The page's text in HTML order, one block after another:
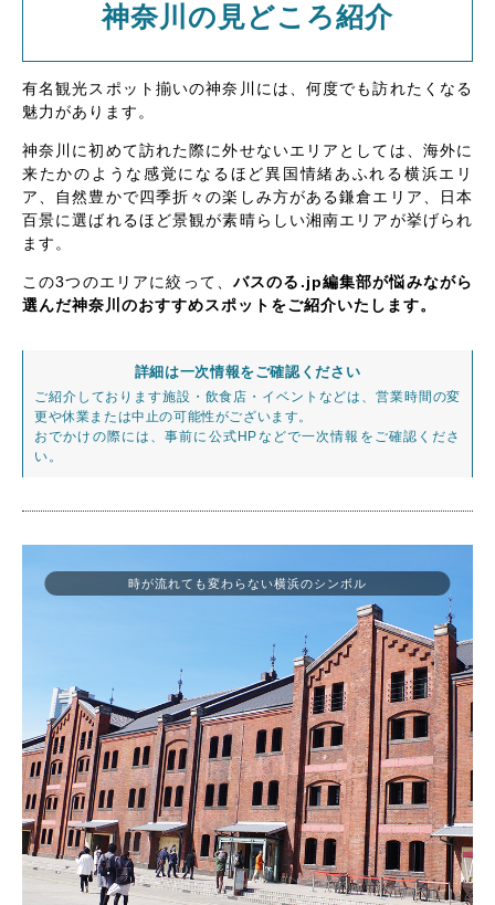
神奈川の見どころ紹介
有名観光スポット揃いの神奈川には、何度でも訪れたくなる
魅力があります。
神奈川に初めて訪れた際に外せないエリアとしては、海外に
来たかのような感覚になるほど異国情緒あふれる横浜エリ
ア、自然豊かで四季折々の楽しみ方がある鎌倉エリア、日本
百景に選ばれるほど景観が素晴らしい湘南エリアが挙げられ
ます。
この3つのエリアに絞って、 バスのる.jp編集部が悩みながら
選んだ神奈川のおすすめスポットをご紹介いたします。
詳細は一次情報をご確認ください
ご紹介しております施設・飲食店・イベントなどは、営業時間の変
更や休業または中止の可能性がございます。
おでかけの際には、事前に公式HPなどで一次情報をご確認くださ
い。
時が流れても変わらない横浜のシンボル